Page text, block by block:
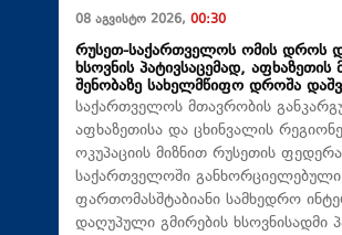
08 აგვისტო 2026, 00:30
რუსეთ-საქართველოს ომის დროს
ხსოვნის პატივსაცემად, აფხაზეთის
შენობაზე სახელმწიფო დროშა
საქართველოს მთავრობის
აფხაზეთისა და ცხინვალის
ოკუპაციის მიზნით რუსეთის
საქართველოში განხორციელებული
ფართომასშტაბიანი სამხედრო
დაღუპული გმირების ხსოვნისადმი